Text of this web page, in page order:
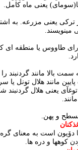
یعنی ماه کامل.
ترکی یعنی مزرعه. به
طاووس یا منطقه ای
سمت بالا مانند گردنبند
مانند هلال تونل یا
یعنی هلال گردنبند
و پهن.
دۆیون است به معنای گره
کوهها و دره ها.